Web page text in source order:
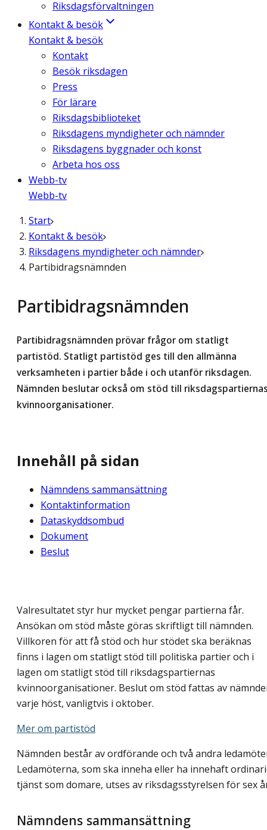
Riksdagsförvaltningen
Kontakt & besök
Kontakt & besök
Kontakt
Besök riksdagen
Press
För lärare
Riksdagsbiblioteket
Riksdagens myndigheter och nämnder
Riksdagens byggnader och konst
Arbeta hos oss
Webb-tv
Webb-tv
Start
Kontakt & besök
Riksdagens myndigheter och nämnder
Partibidragsnämnden
Partibidragsnämnden
Partibidragsnämnden prövar frågor om statligt
partistöd. Statligt partistöd ges till den allmänna
verksamheten i partier både i och utanför riksdagen.
Nämnden beslutar också om stöd till
kvinnoorganisationer.
Innehåll på sidan
Nämndens sammansättning
Kontaktinformation
Dataskyddsombud
Dokument
Beslut
Valresultatet styr hur mycket pengar partierna får.
Ansökan om stöd måste göras skriftligt till nämnden.
Villkoren för att få stöd och hur stödet ska beräknas
finns i lagen om statligt stöd till politiska partier och i
lagen om statligt stöd till riksdagspartiernas
kvinnoorganisationer. Beslut om stöd fattas av
varje höst, vanligtvis i oktober.
Mer om partistöd
Nämnden består av ordförande och två andra
Ledamöterna, som ska inneha eller ha innehaft
tjänst som domare, utses av riksdagsstyrelsen för sex
Nämndens sammansättning